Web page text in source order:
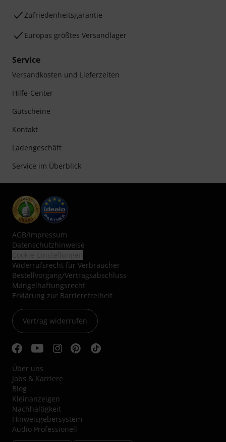
Zufriedenheitsgarantie
Europas größtes Versandlager
Service
Versandkosten und Lieferzeiten
Hilfe-Center
Gutscheine
Kontakt
Ladengeschäft
Service im Überblick
AGB/Impressum
Datenschutzhinweise
Widerrufsrecht für Verbraucher
Bestellvorgang/Vertragsabschluss
Mängelhaftungsrecht
Erklärung zur Barrierefreiheit
Vertrag widerrufen
Über uns
Jobs & Karriere
Blog
Kleinanzeigen
Nachhaltigkeit
Hinweisgebersystem
Audio Professionell